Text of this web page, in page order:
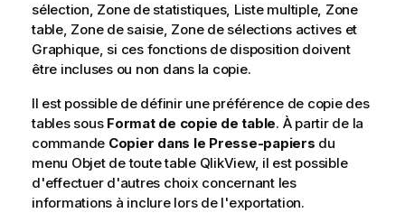
sélection, Zone de statistiques, Liste multiple, Zone
table, Zone de saisie, Zone de sélections actives et
Graphique, si ces fonctions de disposition doivent
être incluses ou non dans la copie.
Il est possible de définir une préférence de copie des
tables sous Format de copie de table. À partir de la
commande Copier dans le Presse-papiers du
menu Objet de toute table QlikView, il est possible
d'effectuer d'autres choix concernant les
informations à inclure lors de l'exportation.